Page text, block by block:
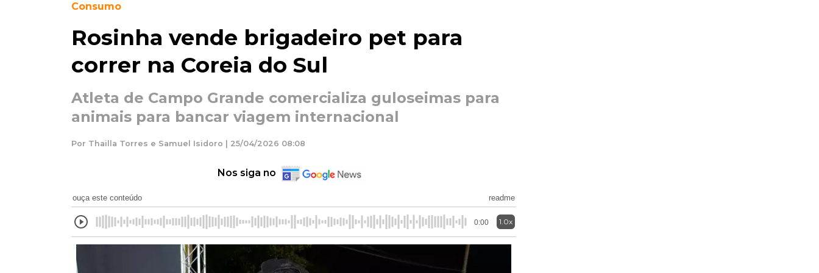
Consumo
Rosinha vende brigadeiro pet para
correr na Coreia do Sul
Atleta de Campo Grande comercializa guloseimas para
animais para bancar viagem internacional
Por Thailla Torres e Samuel Isidoro | 25/04/2026 08:08
Nos siga no
ouça este conteúdo readme
0:00 1.0x